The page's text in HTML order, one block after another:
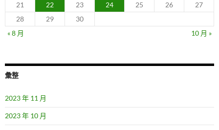
21
22 23 24 25 26
27
28
29
30
« 8 月
10 月 »
彙整
2023 年 11 月
2023 年 10 月